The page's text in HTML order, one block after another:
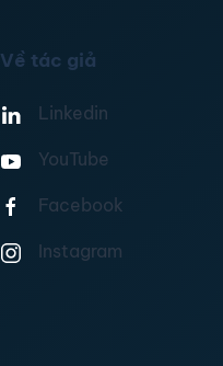
Về tác giả
Linkedin
YouTube
Facebook
Instagram